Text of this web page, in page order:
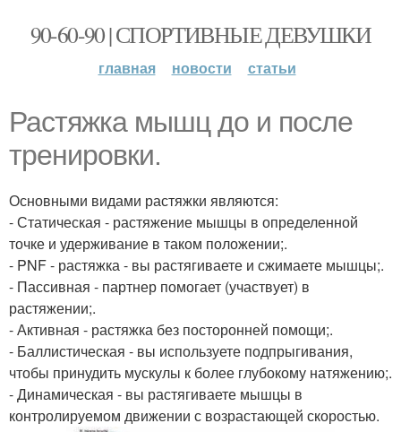
90-60-90 | СПОРТИВНЫЕ ДЕВУШКИ
главная новости статьи
Растяжка мышц до и после
тренировки.
Основными видами растяжки являются:
- Статическая - растяжение мышцы в определенной
точке и удерживание в таком положении;.
- PNF - растяжка - вы растягиваете и сжимаете мышцы;.
- Пассивная - партнер помогает (участвует) в
растяжении;.
- Активная - растяжка без посторонней помощи;.
- Баллистическая - вы используете подпрыгивания,
чтобы принудить мускулы к более глубокому натяжению;.
- Динамическая - вы растягиваете мышцы в
контролируемом движении с возрастающей скоростью.